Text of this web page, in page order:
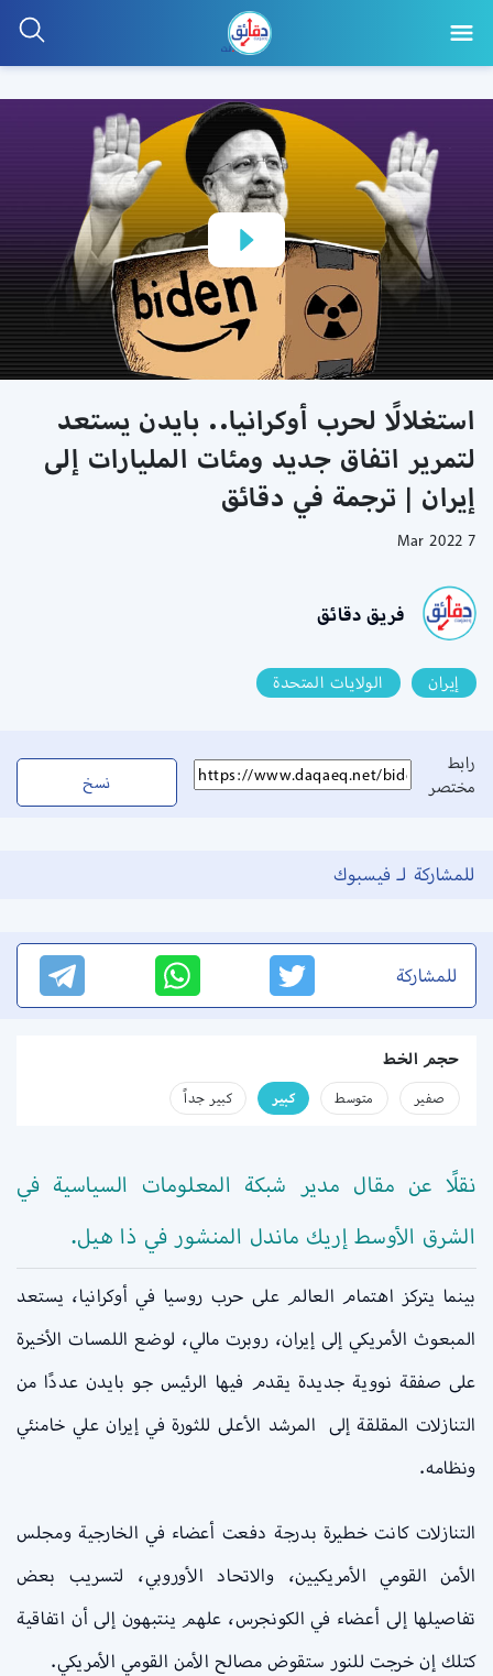
استغلالًا لحرب أوكرانيا.. بايدن يستعد
لتمرير اتفاق جديد ومئات المليارات إلى
إيران | ترجمة في دقائق
7 Mar 2022
فريق دقائق
إيران الولايات المتحدة
رابط
مختصر
نسخ
للمشاركة لـ فيسبوك
للمشاركة
حجم الخط
صفير متوسط كبير كبير جداً
نقلًا عن مقال مدير شبكة المعلومات السياسية في
الشرق الأوسط إريك ماندل المنشور في ذا هيل.
بينما يتركز اهتمام العالم على حرب روسيا في أوكرانيا، يستعد
المبعوث الأمريكي إلى إيران، روبرت مالي، لوضع اللمسات الأخيرة
على صفقة نووية جديدة يقدم فيها الرئيس جو بايدن عددًا من
التنازلات المقلقة إلى المرشد الأعلى للثورة في إيران علي خامنئي
ونظامه.
التنازلات كانت خطيرة بدرجة دفعت أعضاء في الخارجية ومجلس
الأمن القومي الأمريكيين، والاتحاد الأوروبي، لتسريب بعض
تفاصيلها إلى أعضاء في الكونجرس، علهم ينتبهون إلى أن اتفاقية
كتلك إن خرجت للنور ستقوض مصالح الأمن القومي الأمريكي.